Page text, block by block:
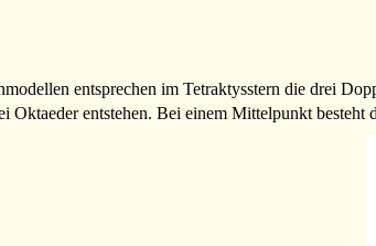
entsprechen im Tetraktysstern die drei
Oktaeder entstehen. Bei einem Mittelpunkt besteht